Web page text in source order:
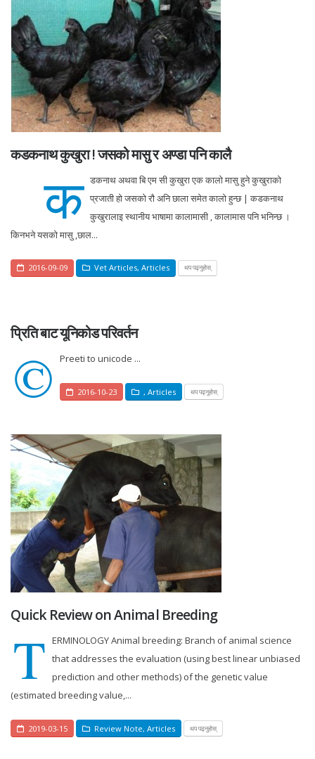
कडकनाथ कुखुरा ! जसको मासु र अण्डा पनि कालै
क डकनाथ अथवा बि एम सी कुखुरा एक कालो मासु हुने कुखुराको
प्रजाती हो जसको रौ अनि छाला समेत कालो हुन्छ | कडकनाथ
कुखुरालाइ स्थानीय भाषामा कालामासी , कालामास पनि भनिन्छ ।
किनभने यसको मासु ,छाल...
2016-09-09 Vet Articles, Articles थप पढ्नुहोस्
प्रिति बाट यूनिकोड परिवर्तन
© Preeti to unicode ...
2016-10-23 , Articles थप पढ्नुहोस्
Quick Review on Animal Breeding
T ERMINOLOGY Animal breeding: Branch of animal science
that addresses the evaluation (using best linear unbiased
prediction and other methods) of the genetic value
(estimated breeding value,...
2019-03-15 Review Note, Articles थप पढ्नुहोस्